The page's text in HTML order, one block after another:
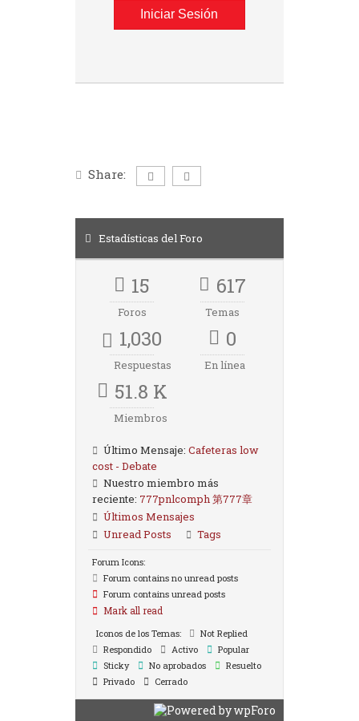
Share:
Estadísticas del Foro
15
Foros
617
Temas
1,030
Respuestas
0
En línea
51.8 K
Miembros
Último Mensaje: Cafeteras low
cost - Debate
Nuestro miembro más
reciente: 777pnlcomph 第777章
Últimos Mensajes
Unread Posts
Tags
Forum Icons:
Forum contains no unread posts
Forum contains unread posts
Mark all read
Iconos de los Temas:
Not Replied
Respondido
Activo
Popular
Sticky
No aprobados
Resuelto
Privado
Cerrado